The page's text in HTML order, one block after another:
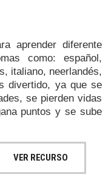
aprender diferente
como: español,
italiano, neerlandés,
divertido, ya que se
se pierden vidas
puntos y se sube
VER RECURSO